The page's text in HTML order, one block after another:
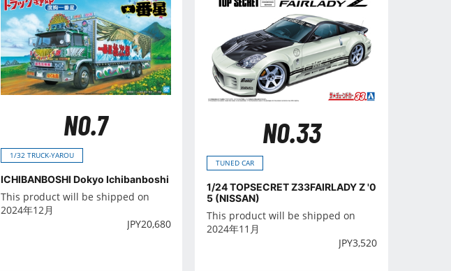
NO.7
1/32 TRUCK-YAROU
ICHIBANBOSHI Dokyo Ichibanboshi
This product will be shipped on
2024年12月
JPY20,680
NO.33
TUNED CAR
1/24 TOPSECRET Z33FAIRLADY Z '0
5 (NISSAN)
This product will be shipped on
2024年11月
JPY3,520